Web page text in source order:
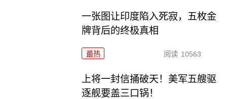
一张图让印度陷入死寂，五枚金
牌背后的终极真相
最热 阅读 10563
上将一封信捅破天！美军五艘驱
逐舰要盖三口锅！